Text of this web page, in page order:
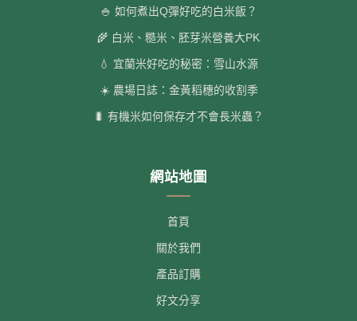
🍚 如何煮出Q彈好吃的白米飯？
🌾 白米、糙米、胚芽米營養大PK
💧 宜蘭米好吃的秘密：雪山水源
☀️ 農場日誌：金黃稻穗的收割季
🐛 有機米如何保存才不會長米蟲？
網站地圖
首頁
關於我們
產品訂購
好文分享